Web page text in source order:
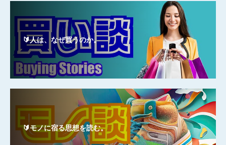
🔰人は、なぜ買うのか。
🔰モノに宿る思想を読む。